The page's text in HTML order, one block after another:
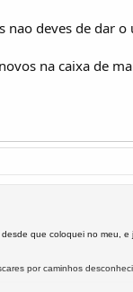
deves de dar o
na caixa de
que coloquei no meu,
por caminhos